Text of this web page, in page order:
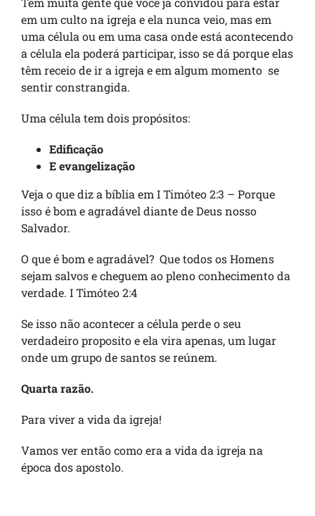
em um culto na igreja e ela nunca veio, mas em
uma célula ou em uma casa onde está acontecendo
a célula ela poderá participar, isso se dá porque elas
têm receio de ir a igreja e em algum momento se
sentir constrangida.
Uma célula tem dois propósitos:
Edificação
E evangelização
Veja o que diz a bíblia em I Timóteo 2:3 – Porque
isso é bom e agradável diante de Deus nosso
Salvador.
O que é bom e agradável? Que todos os Homens
sejam salvos e cheguem ao pleno conhecimento da
verdade. I Timóteo 2:4
Se isso não acontecer a célula perde o seu
verdadeiro proposito e ela vira apenas, um lugar
onde um grupo de santos se reúnem.
Quarta razão.
Para viver a vida da igreja!
Vamos ver então como era a vida da igreja na
época dos apostolo.